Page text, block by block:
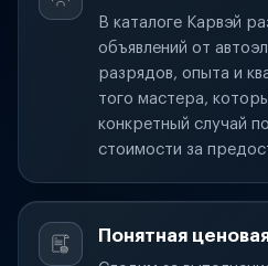
В каталоге Карвэй
объявлений от
разрядов, опыта и
того мастера,
конкретный случай
стоимости за
Понятная